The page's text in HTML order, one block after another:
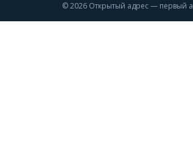
© 2026 Открытый адрес — первый